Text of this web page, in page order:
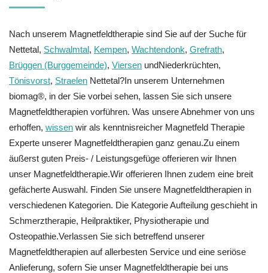
Nach unserem Magnetfeldtherapie sind Sie auf der Suche für
Nettetal, Schwalmtal, Kempen, Wachtendonk, Grefrath,
Brüggen (Burggemeinde), Viersen undNiederkrüchten,
Tönisvorst, Straelen Nettetal?In unserem Unternehmen
biomag®, in der Sie vorbei sehen, lassen Sie sich unsere
Magnetfeldtherapien vorführen. Was unsere Abnehmer von uns
erhoffen, wissen wir als kenntnisreicher Magnetfeld Therapie
Experte unserer Magnetfeldtherapien ganz genau.Zu einem
äußerst guten Preis- / Leistungsgefüge offerieren wir Ihnen
unser Magnetfeldtherapie.Wir offerieren Ihnen zudem eine breit
gefächerte Auswahl. Finden Sie unsere Magnetfeldtherapien in
verschiedenen Kategorien. Die Kategorie Aufteilung geschieht in
Schmerztherapie, Heilpraktiker, Physiotherapie und
Osteopathie.Verlassen Sie sich betreffend unserer
Magnetfeldtherapien auf allerbesten Service und eine seriöse
Anlieferung, sofern Sie unser Magnetfeldtherapie bei uns